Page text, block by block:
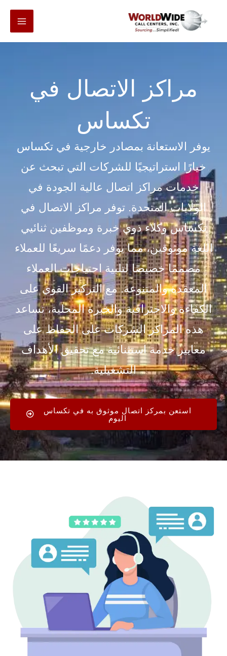
مراكز الاتصال في
تكساس
يوفر الاستعانة بمصادر خارجية في تكساس
خيارًا استراتيجيًا للشركات التي تبحث عن
خدمات مراكز اتصال عالية الجودة في
الولايات المتحدة. توفر مراكز الاتصال في
تكساس وكلاء ذوي خبرة وموظفين ثنائيي
اللغة موثوقين، مما يوفر دعمًا سريعًا للعملاء
مصممًا خصيصًا لتلبية احتياجات العملاء
المعقدة والمتنوعة. مع التركيز القوي على
الكفاءة والاحترافية والخبرة المحلية، تساعد
هذه المراكز الشركات على الحفاظ على
معايير خدمة استثنائية مع تحقيق الأهداف
التشغيلية.
استعن بمركز اتصال موثوق به في تكساس
اليوم